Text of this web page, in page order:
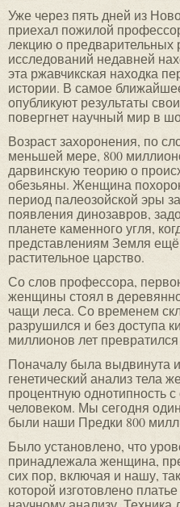
Уже через пять дней из
приехал пожилой
лекцию о предварительных
исследований недавней
эта ржавчикская находка
истории. В самое
опубликуют результаты
повергнет научный мир в
Возраст захоронения, по
меньшей мере, 800
дарвинскую теорию о
обезьяны. Женщина
период палеозойской эры
появления динозавров,
планете каменного угля,
представлениям Земля
растительное царство.
Со слов профессора,
женщины стоял в
чащи леса. Со временем
разрушился и без доступа
миллионов лет
Поначалу была выдвинута
генетический анализ тела
процентную однотипность
человеком. Мы сегодня
были наши Предки 800
Было установлено, что
принадлежала женщина,
сих пор, включая и нашу,
которой изготовлено